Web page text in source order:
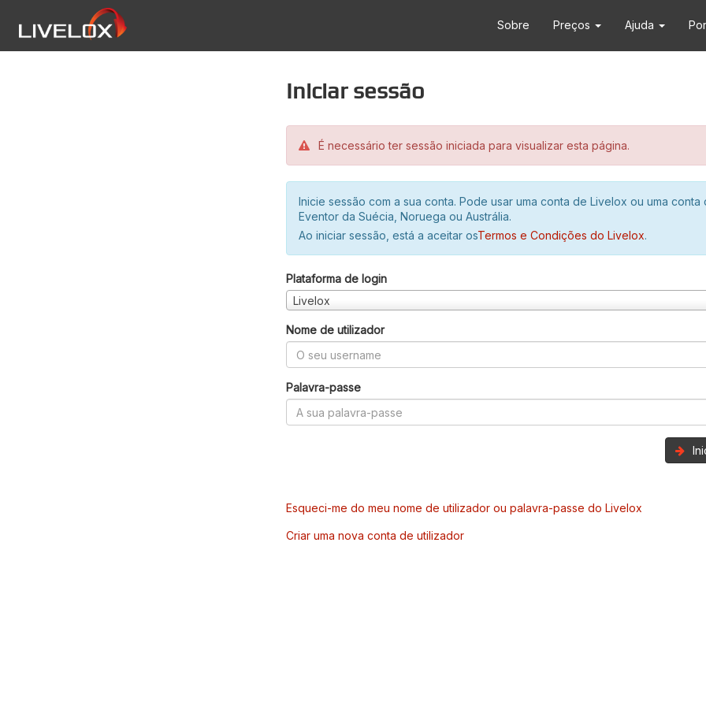
Sobre Preços Ajuda
Iniciar sessão
É necessário ter sessão iniciada para visualizar esta página.
Inicie sessão com a sua conta. Pode usar uma conta de Livelox ou uma conta
Eventor da Suécia, Noruega ou Austrália.
Ao iniciar sessão, está a aceitar osTermos e Condições do Livelox.
Plataforma de login
Livelox
Nome de utilizador
Palavra-passe
Esqueci-me do meu nome de utilizador ou palavra-passe do Livelox
Criar uma nova conta de utilizador